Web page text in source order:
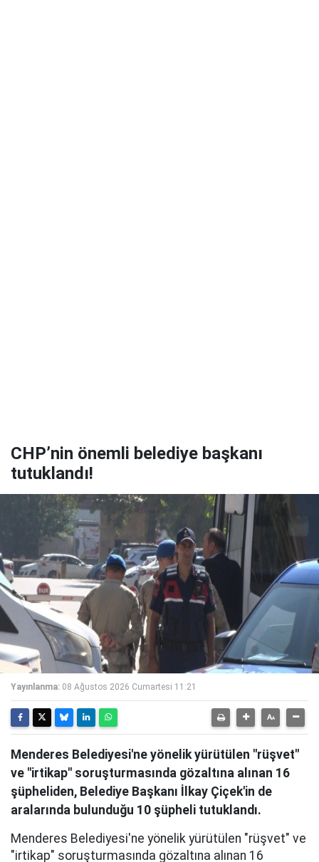
CHP’nin önemli belediye başkanı
tutuklandı!
Yayınlanma: 08 Ağustos 2026 Cumartesi 11:21
Menderes Belediyesi'ne yönelik yürütülen "rüşvet"
ve "irtikap" soruşturmasında gözaltına alınan 16
şüpheliden, Belediye Başkanı İlkay Çiçek'in de
aralarında bulunduğu 10 şüpheli tutuklandı.
Menderes Belediyesi'ne yönelik yürütülen "rüşvet" ve
"irtikap" soruşturmasında gözaltına alınan 16